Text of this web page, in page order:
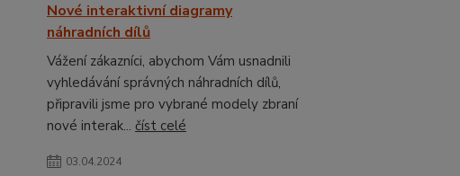
Nové interaktivní diagramy
náhradních dílů
Vážení zákazníci, abychom Vám usnadnili
vyhledávání správných náhradních dílů,
připravili jsme pro vybrané modely zbraní
nové interak... číst celé
03.04.2024